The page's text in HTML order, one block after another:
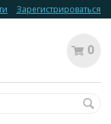
Зарегистрироваться
0